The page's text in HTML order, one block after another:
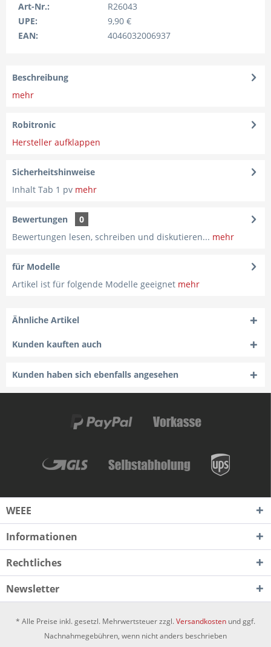
Art-Nr.:
R26043
UPE:
9,90 €
EAN:
4046032006937
Beschreibung
mehr
Robitronic
Hersteller aufklappen
Sicherheitshinweise
Inhalt Tab 1 pv mehr
Bewertungen
0
Bewertungen lesen, schreiben und diskutieren... mehr
für Modelle
Artikel ist für folgende Modelle geeignet mehr
Ähnliche Artikel
Kunden kauften auch
Kunden haben sich ebenfalls angesehen
WEEE
Informationen
Rechtliches
Newsletter
* Alle Preise inkl. gesetzl. Mehrwertsteuer zzgl.Versandkosten und ggf.
Nachnahmegebühren, wenn nicht anders beschrieben